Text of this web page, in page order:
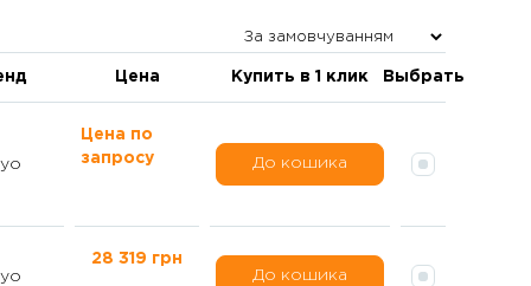
Цена Купить в 1 клик Выбрать
Цена по
запросу
До кошика
28 319 грн
До кошика